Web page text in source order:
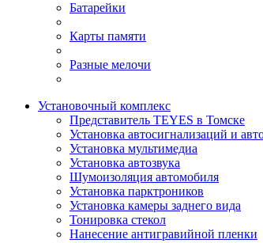
Батарейки
Карты памяти
Разные мелочи
Установочный комплекс
Представитель TEYES в Томске
Установка автосигнализаций и
Установка мультимедиа
Установка автозвука
Шумоизоляция автомобиля
Установка парктроников
Установка камеры заднего вида
Тонировка стекол
Нанесение антигравийной пленки